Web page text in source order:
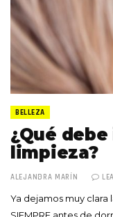
BELLEZA
¿Qué
limpieza?
ALEJANDRA MARÍN
Ya dejamos muy